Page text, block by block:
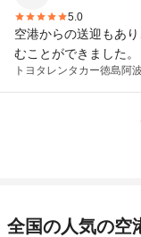
5.0
空港からの送迎もあ
むことができました
トヨタレンタカー徳島阿
全国の人気の空